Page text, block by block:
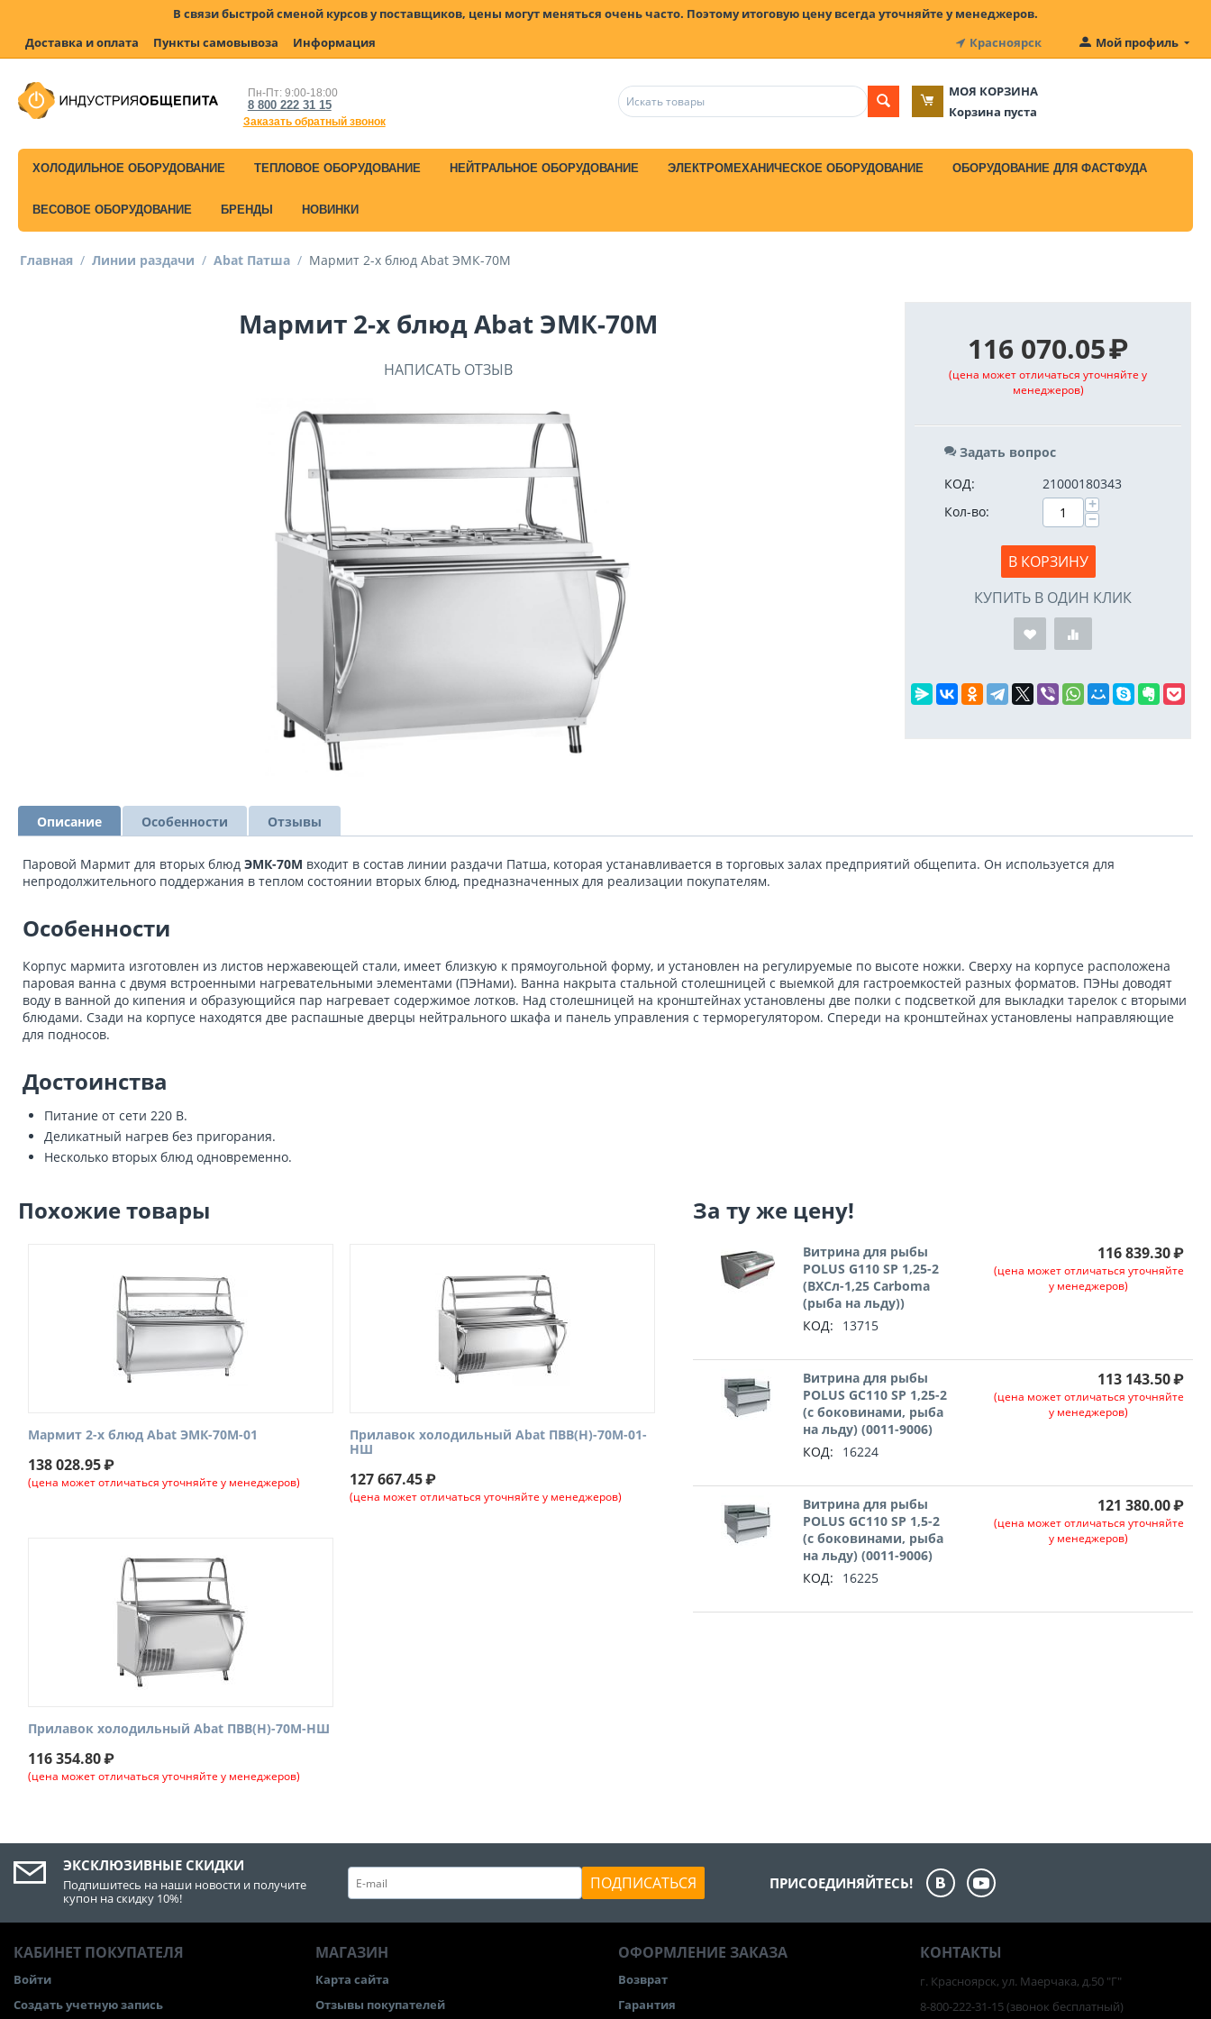
В связи быстрой сменой курсов у поставщиков, цены могут меняться очень часто. Поэтому итоговую цену всегда уточняйте у менеджеров.
Доставка и оплата
Пункты самовывоза Информация Красноярск Мой профиль
Пн-Пт: 9:00-18:00
8 800 222 31 15
Заказать обратный звонок
МОЯ КОРЗИНА
Корзина пуста
ХОЛОДИЛЬНОЕ ОБОРУДОВАНИЕ ТЕПЛОВОЕ ОБОРУДОВАНИЕ НЕЙТРАЛЬНОЕ ОБОРУДОВАНИЕ ЭЛЕКТРОМЕХАНИЧЕСКОЕ ОБОРУДОВАНИЕ ОБОРУДОВАНИЕ ДЛЯ ФАСТФУДА
ВЕСОВОЕ ОБОРУДОВАНИЕ БРЕНДЫ НОВИНКИ
Главная / Линии раздачи / Abat Патша / Мармит 2-х блюд Abat ЭМК-70М
Мармит 2-х блюд Abat ЭМК-70М
НАПИСАТЬ ОТЗЫВ
116 070.05₽
(цена может отличаться уточняйте у
менеджеров)
Задать вопрос
КОД:
21000180343
Кол-во:
+
−
В КОРЗИНУ
КУПИТЬ В ОДИН КЛИК
Описание Особенности Отзывы
Паровой Мармит для вторых блюд ЭМК-70М входит в состав линии раздачи Патша, которая устанавливается в торговых залах предприятий общепита. Он используется для
непродолжительного поддержания в теплом состоянии вторых блюд, предназначенных для реализации покупателям.
Особенности
Корпус мармита изготовлен из листов нержавеющей стали, имеет близкую к прямоугольной форму, и установлен на регулируемые по высоте ножки. Сверху на корпусе расположена
паровая ванна с двумя встроенными нагревательными элементами (ПЭНами). Ванна накрыта стальной столешницей с выемкой для гастроемкостей разных форматов. ПЭНы доводят
воду в ванной до кипения и образующийся пар нагревает содержимое лотков. Над столешницей на кронштейнах установлены две полки с подсветкой для выкладки тарелок с вторыми
блюдами. Сзади на корпусе находятся две распашные дверцы нейтрального шкафа и панель управления с терморегулятором. Спереди на кронштейнах установлены направляющие
для подносов.
Достоинства
Питание от сети 220 В.
Деликатный нагрев без пригорания.
Несколько вторых блюд одновременно.
Похожие товары
Мармит 2-х блюд Abat ЭМК-70М-01
138 028.95₽
(цена может отличаться уточняйте у менеджеров)
Прилавок холодильный Abat ПВВ(Н)-70М-01-
НШ
127 667.45₽
(цена может отличаться уточняйте у менеджеров)
Прилавок холодильный Abat ПВВ(Н)-70М-НШ
116 354.80₽
(цена может отличаться уточняйте у менеджеров)
За ту же цену!
Витрина для рыбы
POLUS G110 SP 1,25-2
(ВХСл-1,25 Carboma
(рыба на льду))
КОД:
13715
116 839.30₽
(цена может отличаться уточняйте
у менеджеров)
Витрина для рыбы
POLUS GC110 SP 1,25-2
(с боковинами, рыба
на льду) (0011-9006)
КОД:
16224
113 143.50₽
(цена может отличаться уточняйте
у менеджеров)
Витрина для рыбы
POLUS GC110 SP 1,5-2
(с боковинами, рыба
на льду) (0011-9006)
КОД:
16225
121 380.00₽
(цена может отличаться уточняйте
у менеджеров)
ЭКСКЛЮЗИВНЫЕ СКИДКИ
Подпишитесь на наши новости и получите
купон на скидку 10%!
ПОДПИСАТЬСЯ ПРИСОЕДИНЯЙТЕСЬ!
КАБИНЕТ ПОКУПАТЕЛЯ
Войти
Создать учетную запись
МАГАЗИН
Карта сайта
Отзывы покупателей
ОФОРМЛЕНИЕ ЗАКАЗА
Возврат
Гарантия
КОНТАКТЫ
г. Красноярск, ул. Маерчака, д.50 "Г"
8-800-222-31-15(звонок бесплатный)